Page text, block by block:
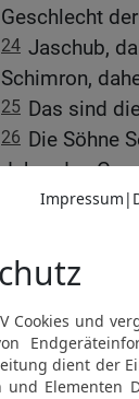
Geschlecht
24 Jaschub,
Schimron,
25 Das sind
26 Die Söhne
daher das
Geschlecht
27 Das sind
28 Die Söhne
und Ephraim.
29
Die Söhne
Geschlecht